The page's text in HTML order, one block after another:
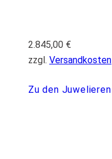
2.845,00 €
zzgl. Versandkosten
Zu den Juwelieren